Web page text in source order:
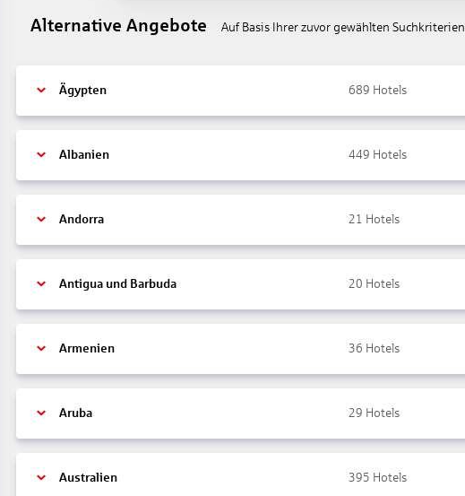
Alternative Angebote Auf Basis Ihrer zuvor gewählten Suchkriterien
Ägypten 689 Hotels
Albanien 449 Hotels
Andorra 21 Hotels
Antigua und Barbuda 20 Hotels
Armenien 36 Hotels
Aruba 29 Hotels
Australien 395 Hotels